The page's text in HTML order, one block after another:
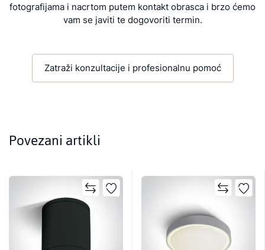
fotografijama i nacrtom putem kontakt obrasca i brzo ćemo
vam se javiti te dogovoriti termin.
Zatraži konzultacije i profesionalnu pomoć
Povezani artikli